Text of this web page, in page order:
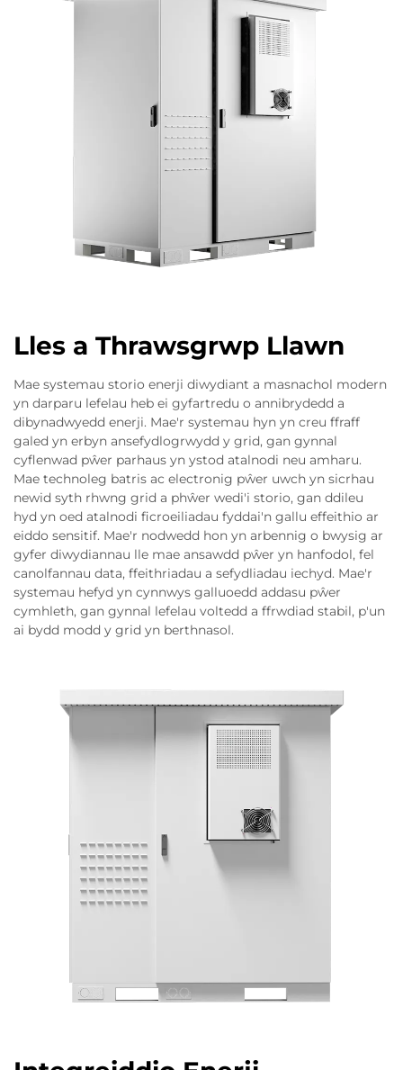
Lles a Thrawsgrwp Llawn
Mae systemau storio enerji diwydiant a masnachol modern
yn darparu lefelau heb ei gyfartredu o annibrydedd a
dibynadwyedd enerji. Mae'r systemau hyn yn creu ffraff
galed yn erbyn ansefydlogrwydd y grid, gan gynnal
cyflenwad pŵer parhaus yn ystod atalnodi neu amharu.
Mae technoleg batris ac electronig pŵer uwch yn sicrhau
newid syth rhwng grid a phŵer wedi'i storio, gan ddileu
hyd yn oed atalnodi ficroeiliadau fyddai'n gallu effeithio ar
eiddo sensitif. Mae'r nodwedd hon yn arbennig o bwysig ar
gyfer diwydiannau lle mae ansawdd pŵer yn hanfodol, fel
canolfannau data, ffeithriadau a sefydliadau iechyd. Mae'r
systemau hefyd yn cynnwys galluoedd addasu pŵer
cymhleth, gan gynnal lefelau voltedd a ffrwdiad stabil, p'un
ai bydd modd y grid yn berthnasol.